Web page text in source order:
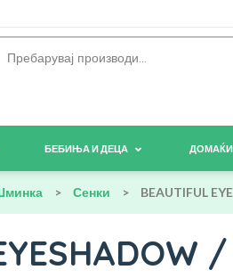
БЕБИЊА И ДЕЦА
> Сенки > BEAUTIFUL